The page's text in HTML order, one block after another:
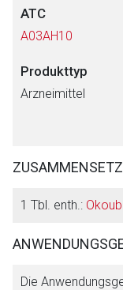
ATC
A03AH10
Produkttyp
Arzneimittel
1 Tbl. enth.:
Die